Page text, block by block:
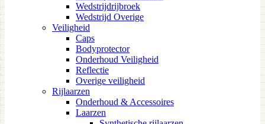
Wedstrijdrijbroek
Wedstrijd Overige
Veiligheid
Caps
Bodyprotector
Onderhoud Veiligheid
Reflectie
Overige veiligheid
Rijlaarzen
Onderhoud & Accessoires
Laarzen